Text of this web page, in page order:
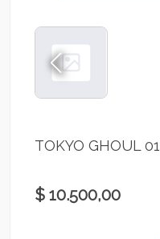
TOKYO GHOUL 01
$ 10.500,00